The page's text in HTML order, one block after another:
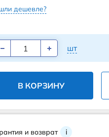
дешевле?
шт
В КОРЗИНУ
и возврат i